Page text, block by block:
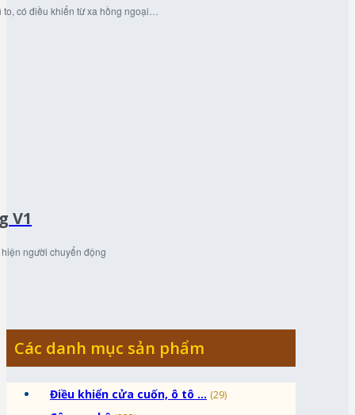
có điều khiển từ xa hồng ngoại…
V1
người chuyển động
Các danh mục sản phẩm
Điều khiển cửa cuốn, ô tô ... (29)